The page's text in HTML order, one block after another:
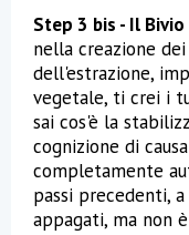
Step 3 bis - Il Bivio
nella creazione
dell'estrazione,
vegetale, ti crei i
sai cos'è la
cognizione di
completamente
passi precedenti,
appagati, ma non